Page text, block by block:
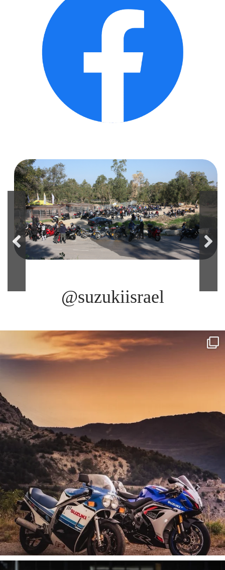
@suzukiisrael